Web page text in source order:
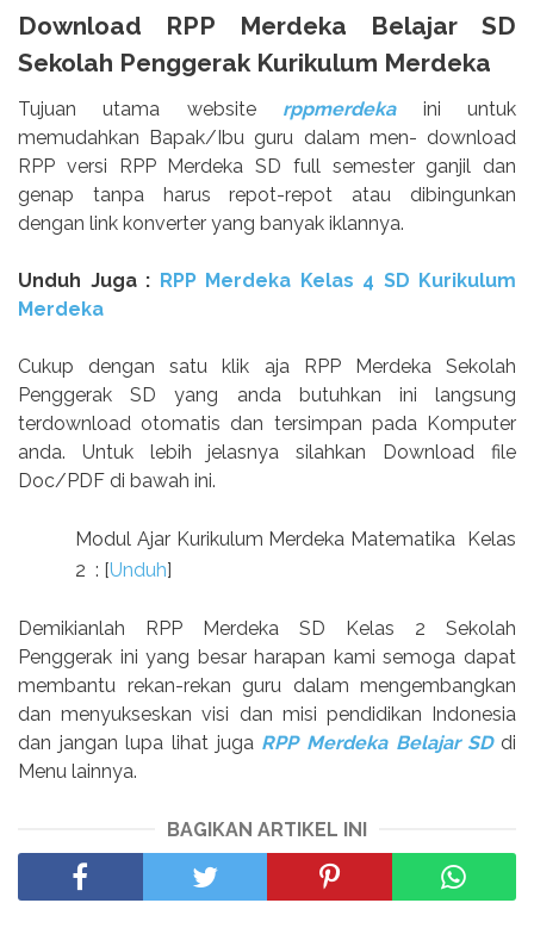
Download RPP Merdeka Belajar SD
Sekolah Penggerak Kurikulum Merdeka
Tujuan utama website rppmerdeka
ini untuk
memudahkan Bapak/Ibu guru dalam men- download
RPP versi RPP Merdeka SD full semester ganjil dan
genap tanpa harus repot-repot atau dibingunkan
dengan link konverter yang banyak iklannya.
Unduh Juga : RPP Merdeka Kelas 4 SD Kurikulum
Merdeka
Cukup dengan satu klik aja RPP Merdeka Sekolah
Penggerak SD yang anda butuhkan ini langsung
terdownload otomatis dan tersimpan pada Komputer
anda. Untuk lebih jelasnya silahkan Download file
Doc/PDF di bawah ini.
Modul Ajar Kurikulum Merdeka Matematika Kelas
2 : [Unduh]
Demikianlah RPP Merdeka SD Kelas 2 Sekolah
Penggerak ini yang besar harapan kami semoga dapat
membantu rekan-rekan guru dalam mengembangkan
dan menyukseskan visi dan misi pendidikan Indonesia
dan jangan lupa lihat juga RPP Merdeka Belajar SD di
Menu lainnya.
BAGIKAN ARTIKEL INI